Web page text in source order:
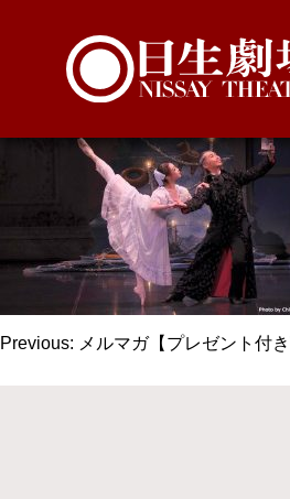
投
Previous: メルマガ【プレゼント付